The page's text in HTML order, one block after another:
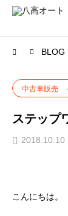
BLOG
中古車販売
ステップ
2018.10.10
こんにちは。